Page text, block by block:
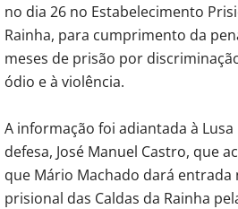
no dia 26 no Estabelecimento
Rainha, para cumprimento da
meses de prisão por
ódio e à violência.
A informação foi adiantada à
defesa, José Manuel Castro, que
que Mário Machado dará
prisional das Caldas da Rainha